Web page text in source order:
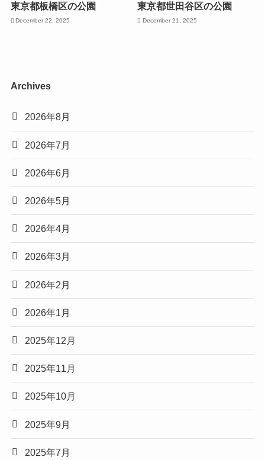
東京都板橋区の公園
December 22, 2025
東京都世田谷区の公園
December 21, 2025
Archives
2026年8月
2026年7月
2026年6月
2026年5月
2026年4月
2026年3月
2026年2月
2026年1月
2025年12月
2025年11月
2025年10月
2025年9月
2025年7月